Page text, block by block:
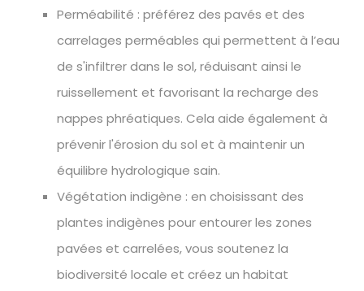
Perméabilité : préférez des pavés et des
carrelages perméables qui permettent à l’eau
de s'infiltrer dans le sol, réduisant ainsi le
ruissellement et favorisant la recharge des
nappes phréatiques. Cela aide également à
prévenir l'érosion du sol et à maintenir un
équilibre hydrologique sain.
Végétation indigène : en choisissant des
plantes indigènes pour entourer les zones
pavées et carrelées, vous soutenez la
biodiversité locale et créez un habitat